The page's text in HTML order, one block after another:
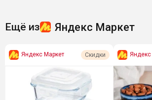
Ещё из Яндекс Маркет
Яндекс Маркет Скидки Яндекс